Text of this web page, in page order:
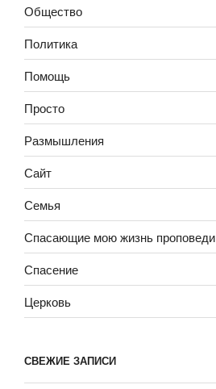
Общество
Политика
Помощь
Просто
Размышления
Сайт
Семья
Спасающие мою жизнь проповеди
Спасение
Церковь
СВЕЖИЕ ЗАПИСИ